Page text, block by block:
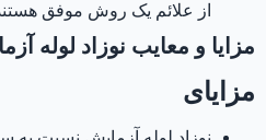
از علائم یک روش موفق
مزایا و معایب نوزاد لوله
مزایای